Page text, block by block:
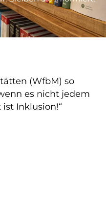
(WfbM) so
es nicht jedem
Inklusion!“